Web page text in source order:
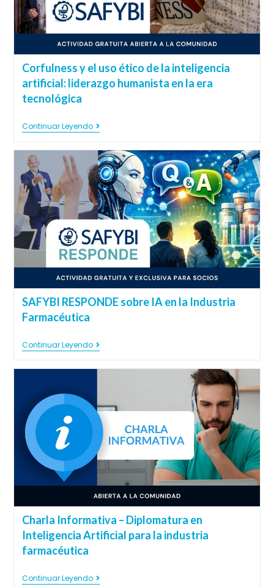
Corfulness y el uso ético de la inteligencia
artificial: liderazgo humanista en la era
tecnológica
Continuar Leyendo
SAFYBI RESPONDE sobre IA en la Industria
Farmacéutica
Continuar Leyendo
Charla Informativa – Diplomatura en
Inteligencia Artificial para la industria
farmacéutica
Continuar Leyendo